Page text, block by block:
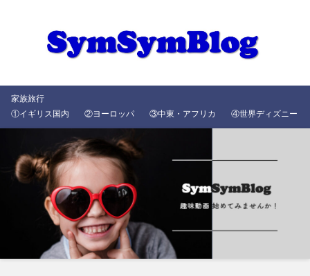
家族旅行
①イギリス国内
②ヨーロッパ ③中東・アフリカ ④世界ディズニー